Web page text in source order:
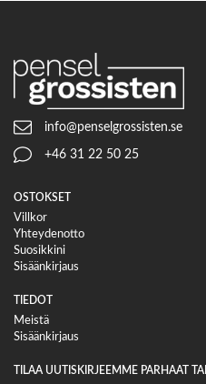
info@penselgrossisten.se
+46 31 22 50 25
OSTOKSET
Villkor
Yhteydenotto
Suosikkini
Sisäänkirjaus
TIEDOT
Meistä
Sisäänkirjaus
TILAA UUTISKIRJEEMME PARHAAT